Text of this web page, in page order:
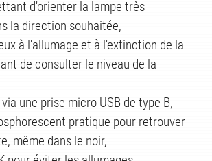
d'orienter la lampe très
la direction souhaitée,
à l'allumage et à l'extinction de la
de consulter le niveau de la
une prise micro USB de type B,
pratique pour retrouver
même dans le noir,